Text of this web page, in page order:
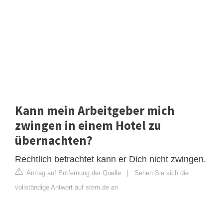
Kann mein Arbeitgeber mich
zwingen in einem Hotel zu
übernachten?
Rechtlich betrachtet kann er Dich nicht zwingen.
Antrag auf Entfernung der Quelle | Sehen Sie sich die
vollständige Antwort auf stern.de an